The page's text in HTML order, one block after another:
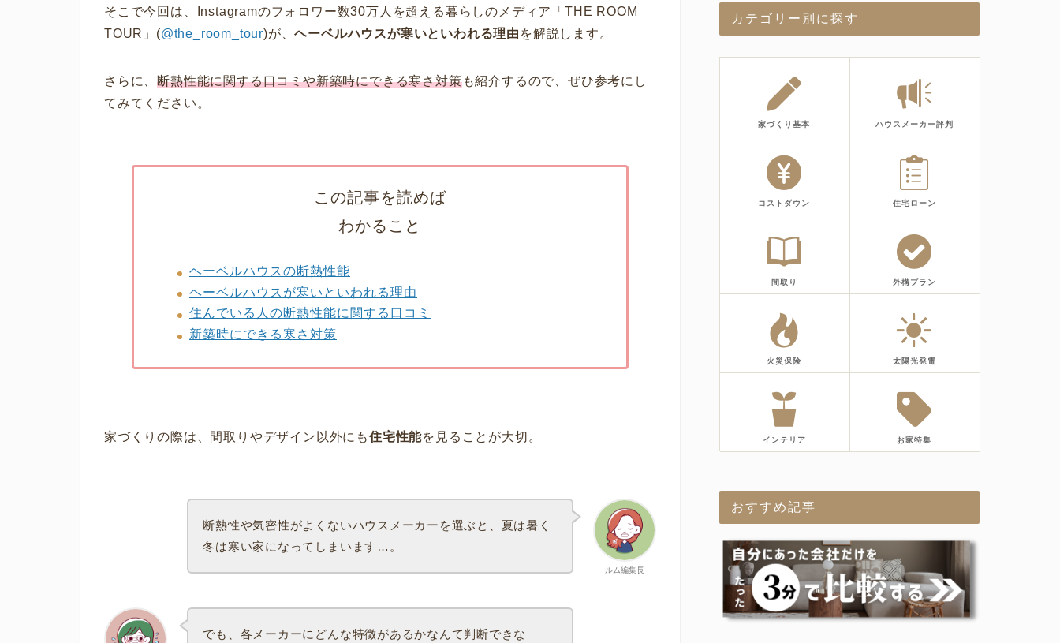
そこで今回は、Instagramのフォロワー数30万人を超える暮らしのメディア「THE ROOM
TOUR」(@the_room_tour)が、ヘーベルハウスが寒いといわれる理由 を解説します。
さらに、断熱性能に関する口コミや新築時にできる寒さ対策も紹介するので、ぜひ参考にし
てみてください。
この記事を読めば
わかること
ヘーベルハウスの断熱性能
ヘーベルハウスが寒いといわれる理由
住んでいる人の断熱性能に関する口コミ
新築時にできる寒さ対策
家づくりの際は、間取りやデザイン以外にも住宅性能を見ることが大切。
ルム編集長
断熱性や気密性がよくないハウスメーカーを選ぶと、夏は暑く
冬は寒い家になってしまいます…。
でも、各メーカーにどんな特徴があるかなんて判断できな
カテゴリー別に探す
家づくり基本 ハウスメーカー評判
コストダウン 住宅ローン
間取り 外構プラン
火災保険 太陽光発電
インテリア お家特集
おすすめ記事